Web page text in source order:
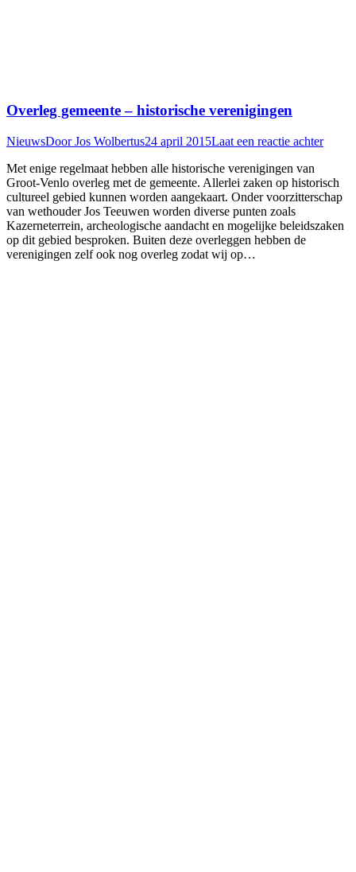
Overleg gemeente – historische verenigingen
NieuwsDoorJos Wolbertus24 april 2015Laat een reactie achter
Met enige regelmaat hebben alle historische verenigingen van
Groot-Venlo overleg met de gemeente. Allerlei zaken op historisch
cultureel gebied kunnen worden aangekaart. Onder voorzitterschap
van wethouder Jos Teeuwen worden diverse punten zoals
Kazerneterrein, archeologische aandacht en mogelijke beleidszaken
op dit gebied besproken. Buiten deze overleggen hebben de
verenigingen zelf ook nog overleg zodat wij op…